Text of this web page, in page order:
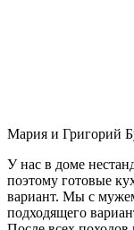
Мария и Григорий
У нас в доме
поэтому готовые
вариант. Мы с
подходящего